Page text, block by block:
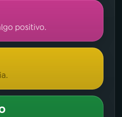
positivo.